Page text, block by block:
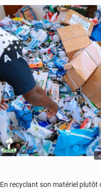
En recyclant son matériel plutôt